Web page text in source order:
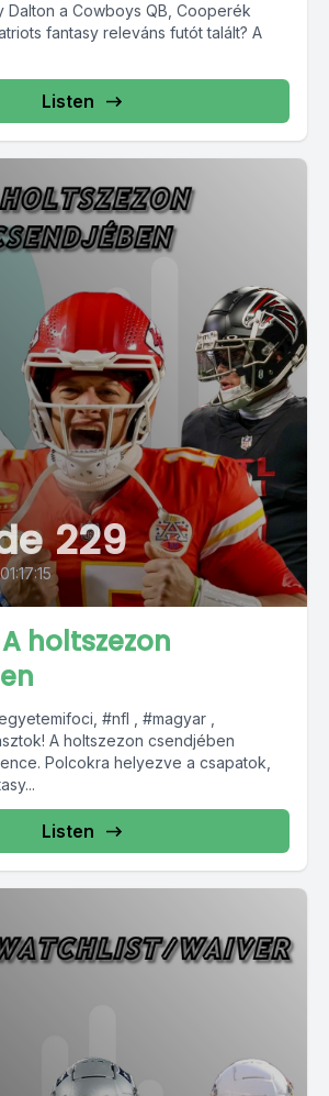
Dalton a Cowboys QB, Cooperék
fantasy releváns futót talált? A
Listen
229
01:17:15
holtszezon
#nfl , #magyar ,
A holtszezon csendjében
Polcokra helyezve a csapatok,
Listen